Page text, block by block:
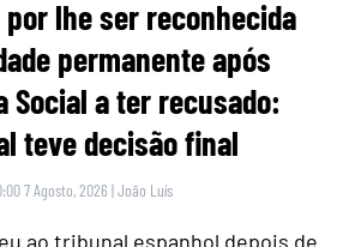
lhe ser reconhecida
permanente após
Social a ter recusado:
teve decisão final
7 Agosto, 2026 |João Luís
ao tribunal espanhol depois de